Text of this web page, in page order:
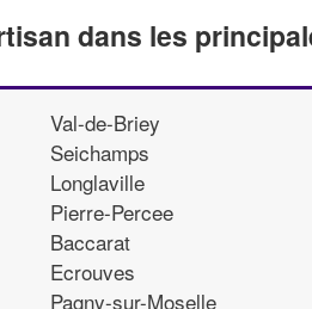
dans les
Val-de-Briey
Seichamps
Longlaville
Pierre-Percee
Baccarat
Ecrouves
Pagny-sur-Moselle